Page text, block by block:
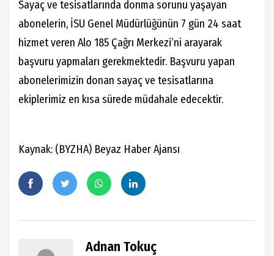
Sayaç ve tesisatlarında donma sorunu yaşayan
abonelerin, İSU Genel Müdürlüğünün 7 gün 24 saat
hizmet veren Alo 185 Çağrı Merkezi’ni arayarak
başvuru yapmaları gerekmektedir. Başvuru yapan
abonelerimizin donan sayaç ve tesisatlarına
ekiplerimiz en kısa sürede müdahale edecektir.
Kaynak: (BYZHA) Beyaz Haber Ajansı
Adnan Tokuç